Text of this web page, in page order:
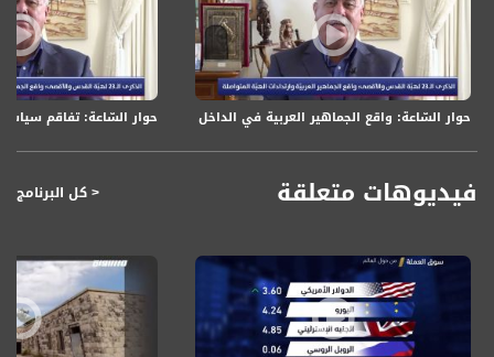
حوار السّاعة: تفاقم حوار السّاعة: واقع الجماهير العربية في الداخل بعد 23 عام على هبّة القدس والأقصى
فيديوهات متعلقة < كل البرنامج